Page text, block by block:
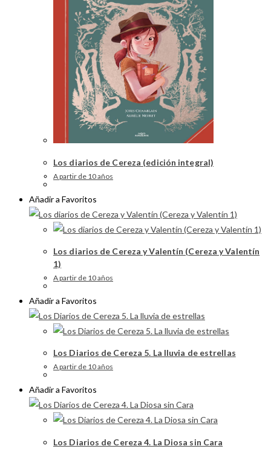
Los diarios de Cereza (edición integral)
A partir de 10 años
Añadir a Favoritos
Los diarios de Cereza y Valentín (Cereza y Valentín
1)
A partir de 10 años
Añadir a Favoritos
Los Diarios de Cereza 5. La lluvia de estrellas
A partir de 10 años
Añadir a Favoritos
Los Diarios de Cereza 4. La Diosa sin Cara